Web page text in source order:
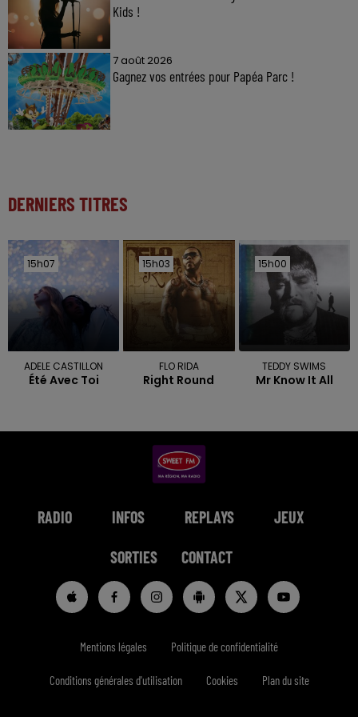
Kids !
7 août 2026
Gagnez vos entrées pour Papéa Parc !
DERNIERS TITRES
15h07
15h07
ADELE CASTILLON
Été Avec Toi
15h03
15h03
FLO RIDA
Right Round
15h00
15h00
TEDDY SWIMS
Mr Know It All
RADIO INFOS REPLAYS JEUX
SORTIES CONTACT
Mentions légales Politique de confidentialité
Conditions générales d'utilisation Cookies Plan du site